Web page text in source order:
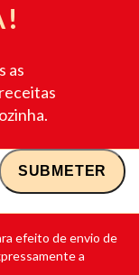
as
efeito de envio de
a